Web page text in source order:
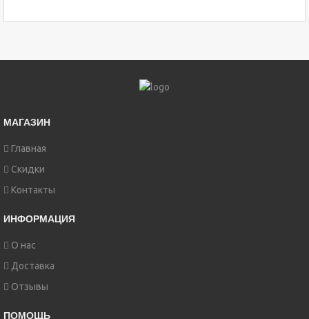
МАГАЗИН
Главная
Скидки
Контакты
ИНФОРМАЦИЯ
О нас
Доставка
Отзывы
ПОМОЩЬ